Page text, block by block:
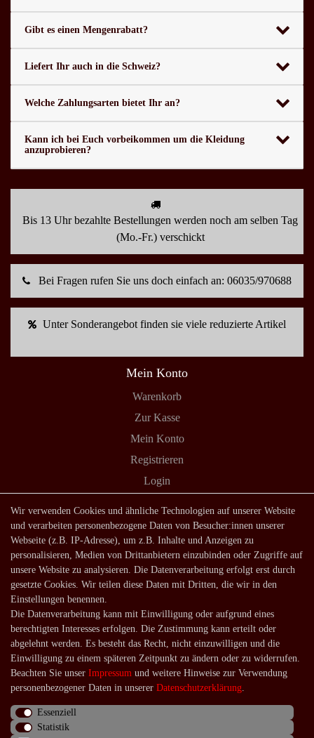
Gibt es einen Mengenrabatt?
Liefert Ihr auch in die Schweiz?
Welche Zahlungsarten bietet Ihr an?
Kann ich bei Euch vorbeikommen um die Kleidung
anzuprobieren?
Bis 13 Uhr bezahlte Bestellungen werden noch am selben Tag
(Mo.-Fr.) verschickt
Bei Fragen rufen Sie uns doch einfach an: 06035/970688
Unter Sonderangebot finden sie viele reduzierte Artikel
Mein Konto
Warenkorb
Zur Kasse
Mein Konto
Registrieren
Login
Shop
Lagerverkauf
Zahlungsarten
Versandarten und -kosten
Service
Kontakt
Häufige Fragen
Über uns
Wir verwenden Cookies und ähnliche Technologien auf unserer Website
und verarbeiten personenbezogene Daten von Besucher:innen unserer
Webseite (z.B. IP-Adresse), um z.B. Inhalte und Anzeigen zu
personalisieren, Medien von Drittanbietern einzubinden oder Zugriffe auf
unsere Website zu analysieren. Die Datenverarbeitung erfolgt erst durch
gesetzte Cookies. Wir teilen diese Daten mit Dritten, die wir in den
Einstellungen benennen.
Die Datenverarbeitung kann mit Einwilligung oder aufgrund eines
berechtigten Interesses erfolgen. Die Zustimmung kann erteilt oder
abgelehnt werden. Es besteht das Recht, nicht einzuwilligen und die
Einwilligung zu einem späteren Zeitpunkt zu ändern oder zu widerrufen.
Beachten Sie unser Impressum und weitere Hinweise zur Verwendung
personenbezogener Daten in unserer Daten­schutz­erklärung.
Essenziell
Statistik